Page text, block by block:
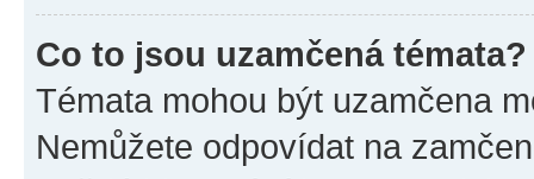
Co to jsou uzamčená témata?
Témata mohou být uzamčena
Nemůžete odpovídat na